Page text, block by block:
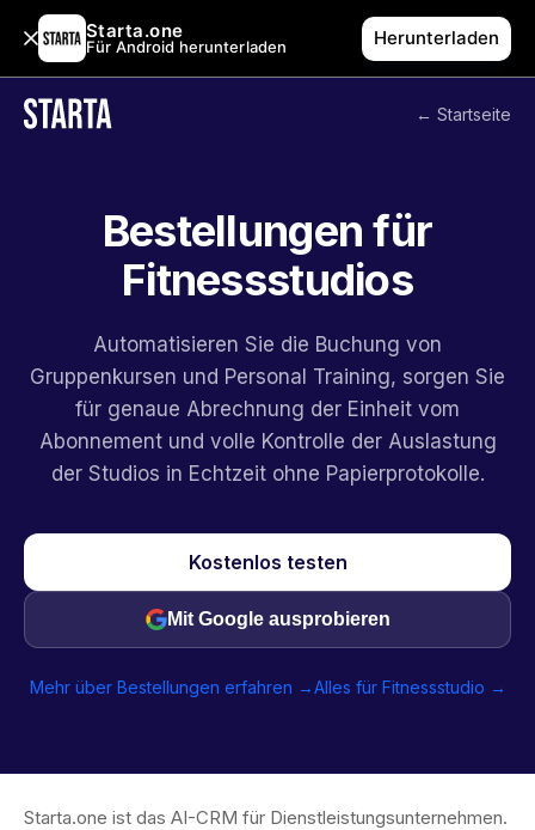
Starta.one
Für Android herunterladen Herunterladen
← Startseite
Bestellungen für
Fitnessstudios
Automatisieren Sie die Buchung von
Gruppenkursen und Personal Training, sorgen Sie
für genaue Abrechnung der Einheit vom
Abonnement und volle Kontrolle der Auslastung
der Studios in Echtzeit ohne Papierprotokolle.
Kostenlos testen
Mit Google ausprobieren
Mehr über Bestellungen erfahren →Alles für Fitnessstudio →
Starta.one ist das AI-CRM für Dienstleistungsunternehmen.